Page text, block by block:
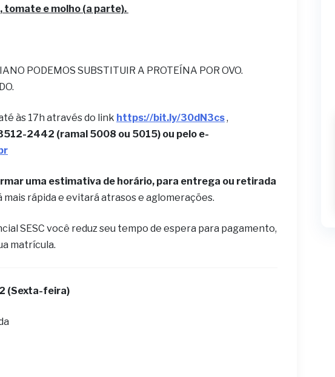
tomate e molho (a parte).
PODEMOS SUBSTITUIR A PROTEÍNA POR OVO.
às 17h através do link https://bit.ly/30dN3cs,
2442 (ramal 5008 ou 5015) ou pelo e-
uma estimativa de horário, para entrega ou retirada
mais rápida e evitará atrasos e aglomerações.
SESC você reduz seu tempo de espera para pagamento,
matrícula.
(Sexta-feira)